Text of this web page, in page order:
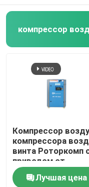
компрессор
Компрессор
компрессора
винта Роторкомп
приводом от
двигателя для
смазанного масла
Лучшая цена